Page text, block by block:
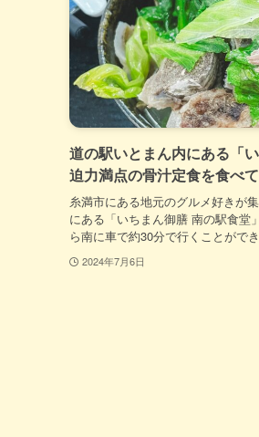
道の駅いとまん内にある「
迫力満点の骨汁定食を食べ
糸満市にある地元のグルメ好きが
にある「いちまん御膳 南の駅食堂
ら南に車で約30分で行くことがで
2024年7月6日